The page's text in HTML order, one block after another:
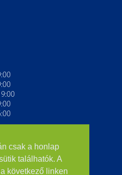
csak a honlap
találhatók. A
következő linken